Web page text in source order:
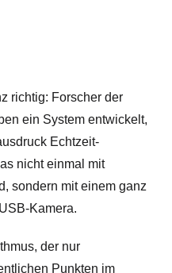
richtig: Forscher der
ein System entwickelt,
Echtzeit-
nicht einmal mit
sondern mit einem ganz
Kamera.
der nur
Punkten im